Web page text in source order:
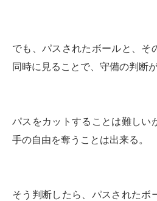
でも、パスされたボールと、そ
同時に見ることで、守備の判断
パスをカットすることは難しい
手の自由を奪うことは出来る。
そう判断したら、パスされたボ